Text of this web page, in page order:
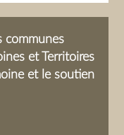
communes
et Territoires
et le soutien